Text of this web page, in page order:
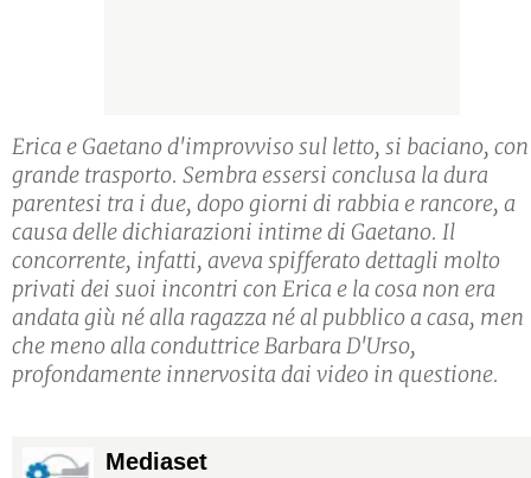
Erica e Gaetano d'improvviso sul letto, si baciano, con
grande trasporto. Sembra essersi conclusa la dura
parentesi tra i due, dopo giorni di rabbia e rancore, a
causa delle dichiarazioni intime di Gaetano. Il
concorrente, infatti, aveva spifferato dettagli molto
privati dei suoi incontri con Erica e la cosa non era
andata giù né alla ragazza né al pubblico a casa, men
che meno alla conduttrice Barbara D'Urso,
profondamente innervosita dai video in questione.
Mediaset